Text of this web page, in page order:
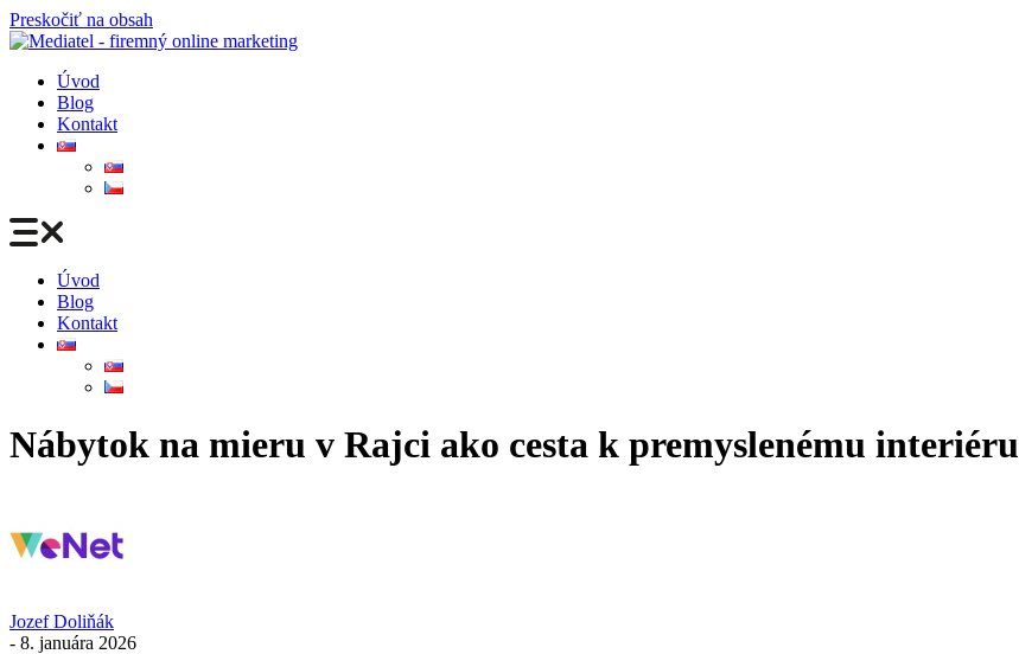
Preskočiť na obsah
Úvod
Blog
Kontakt
Úvod
Blog
Kontakt
Nábytok na mieru v Rajci ako cesta k premyslenému interiéru
Jozef Doliňák
- 8. januára 2026